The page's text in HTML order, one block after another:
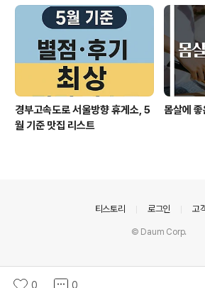
경부고속도로 서울방향 휴게소, 5
월 기준 맛집 리스트
몸살에
0 0
티스토리 로그인 고
© Daum Corp.